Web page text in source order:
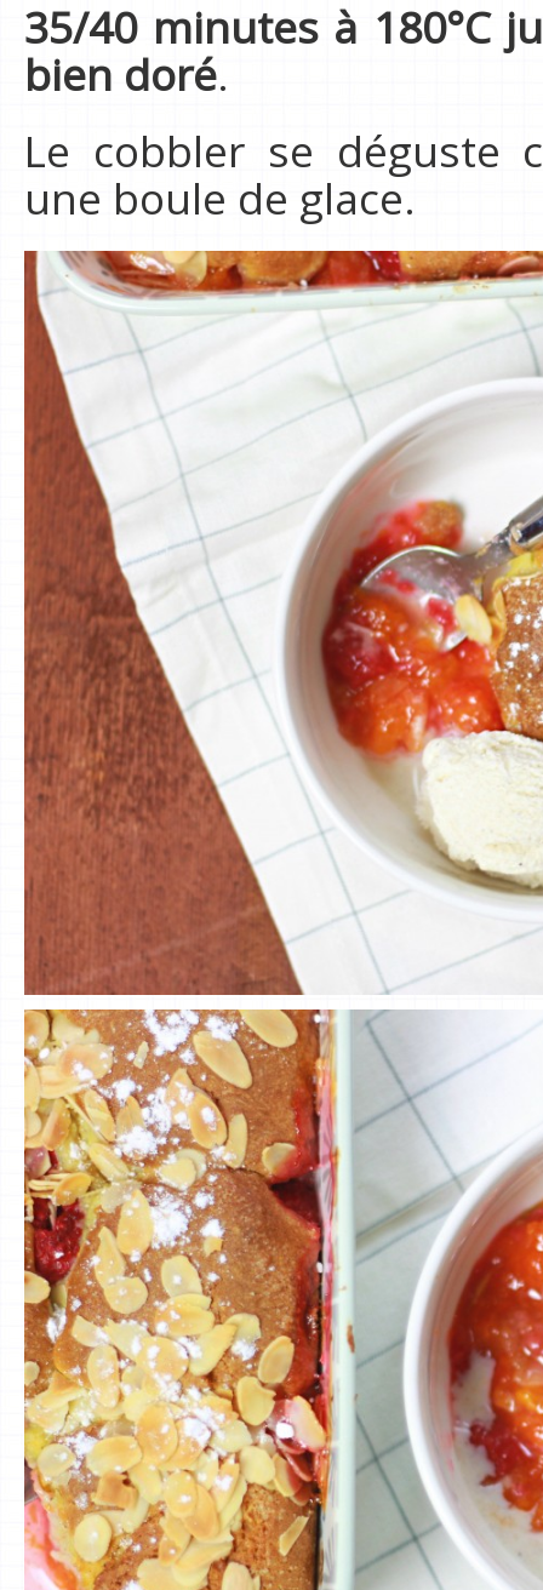
35/40 minutes à 180°C
bien doré.
Le cobbler se déguste
une boule de glace.